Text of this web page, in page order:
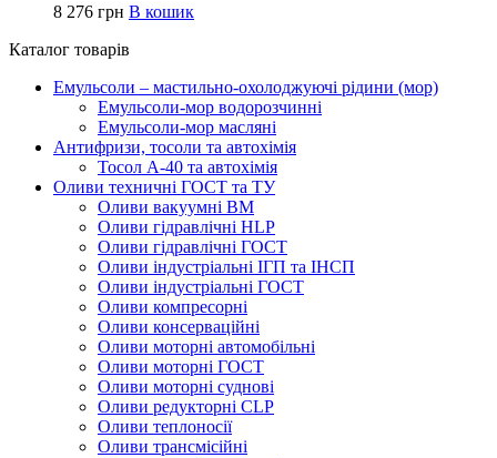
8 276 грн В кошик
Каталог товарів
Емульсоли – мастильно-охолоджуючі рідини (мор)
Емульсоли-мор водорозчинні
Емульсоли-мор масляні
Антифризи, тосоли та автохімія
Тосол А-40 та автохімія
Оливи техничні ГОСТ та ТУ
Оливи вакуумні ВМ
Оливи гідравлічні HLP
Оливи гідравлічні ГОСТ
Оливи індустріальні ІГП та ІНСП
Оливи індустріальні ГОСТ
Оливи компресорні
Оливи консерваційні
Оливи моторні автомобільні
Оливи моторні ГОСТ
Оливи моторні суднові
Оливи редукторні CLP
Оливи теплоносії
Оливи трансмісійні